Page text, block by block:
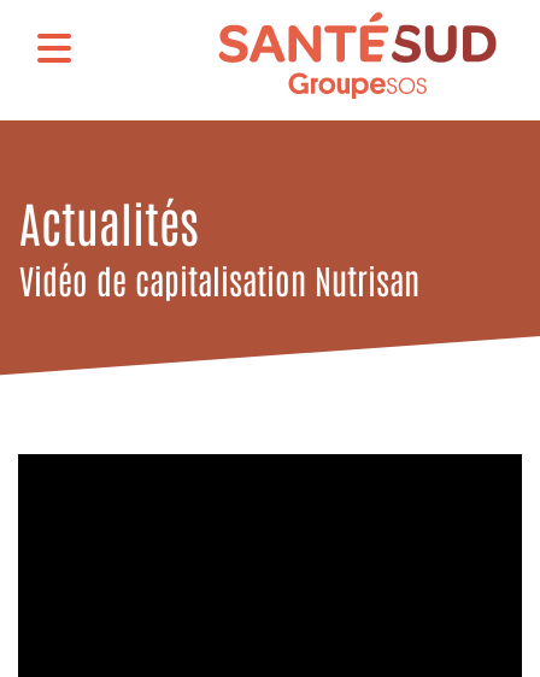
Actualités
Vidéo de capitalisation Nutrisan